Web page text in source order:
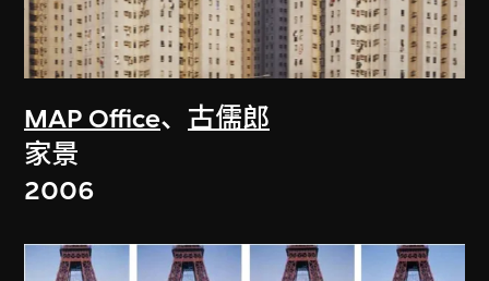
MAP Office、 古儒郎
家景
2006